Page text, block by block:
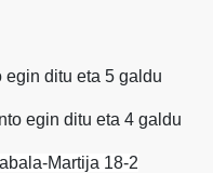
egin ditu eta 5 galdu
egin ditu eta 4 galdu
Martija 18-2